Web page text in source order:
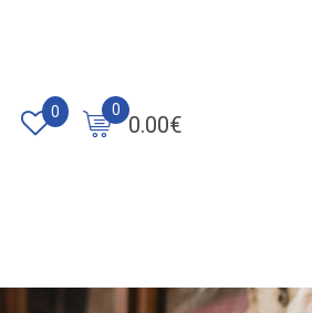
0.00€
0
0